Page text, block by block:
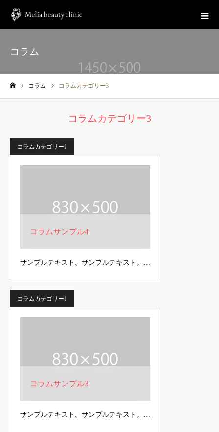
コラム
コラム コラムカテゴリー3
コラムカテゴリー3
コラムカテゴリー1
コラムサンプル4
サンプルテキスト。サンプルテキスト。…
コラムカテゴリー1
コラムサンプル3
サンプルテキスト。サンプルテキスト。…